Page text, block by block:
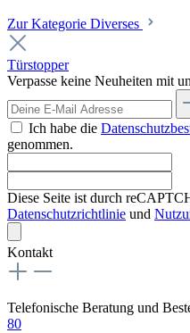
Zur Kategorie Diverses
Türstopper
Verpasse keine Neuheiten mit
Ich habe die
genommen.
Diese Seite ist durch
Datenschutzrichtlinie und
Kontakt
Telefonische Beratung und
80